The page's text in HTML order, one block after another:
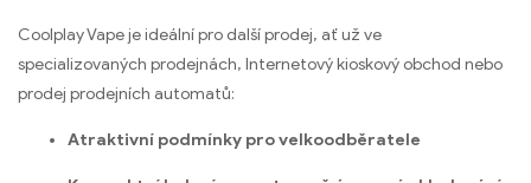
Coolplay Vape je ideální pro další prodej, ať už ve
specializovaných prodejnách, Internetový kioskový obchod nebo
prodej prodejních automatů:
Atraktivní podmínky pro velkoodběratele